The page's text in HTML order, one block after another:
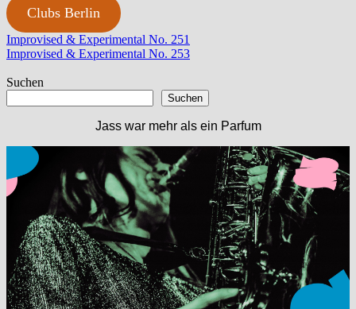
Clubs Berlin
Beitragsnavigation
Vorheriger
Beitrag:
Improvised & Experimental No. 251
Nächster
Improvised & Experimental No. 253
Suchen
Suchen
Jass war mehr als ein Parfum